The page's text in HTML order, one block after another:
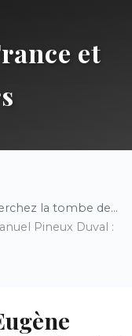
et
la tombe de...
Pineux Duval :